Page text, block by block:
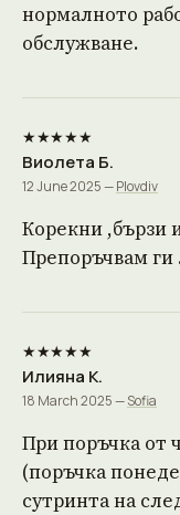
нормалното
обслужване.
★★★★★
Виолета Б.
12 June 2025 —Plovdiv
Корекни ,бързи
Препоръчвам ги
★★★★★
Илияна К.
18 March 2025 —Sofia
При поръчка от
(поръчка
сутринта на